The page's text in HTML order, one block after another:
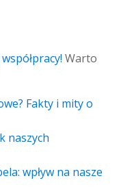
Warto
Fakty i mity o
naszych
wpływ na nasze